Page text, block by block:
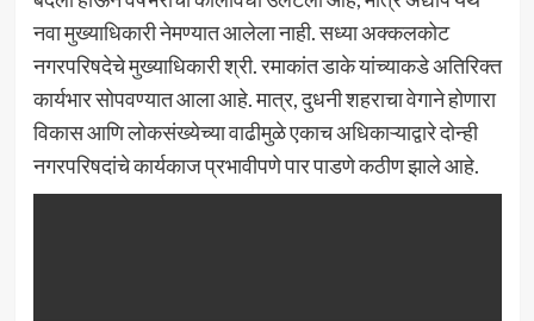
नवा मुख्याधिकारी नेमण्यात आलेला नाही. सध्या अक्कलकोट
नगरपरिषदेचे मुख्याधिकारी श्री. रमाकांत डाके यांच्याकडे अतिरिक्त
कार्यभार सोपवण्यात आला आहे. मात्र, दुधनी शहराचा वेगाने होणारा
विकास आणि लोकसंख्येच्या वाढीमुळे एकाच अधिकाऱ्याद्वारे दोन्ही
नगरपरिषदांचे कार्यकाज प्रभावीपणे पार पाडणे कठीण झाले आहे.